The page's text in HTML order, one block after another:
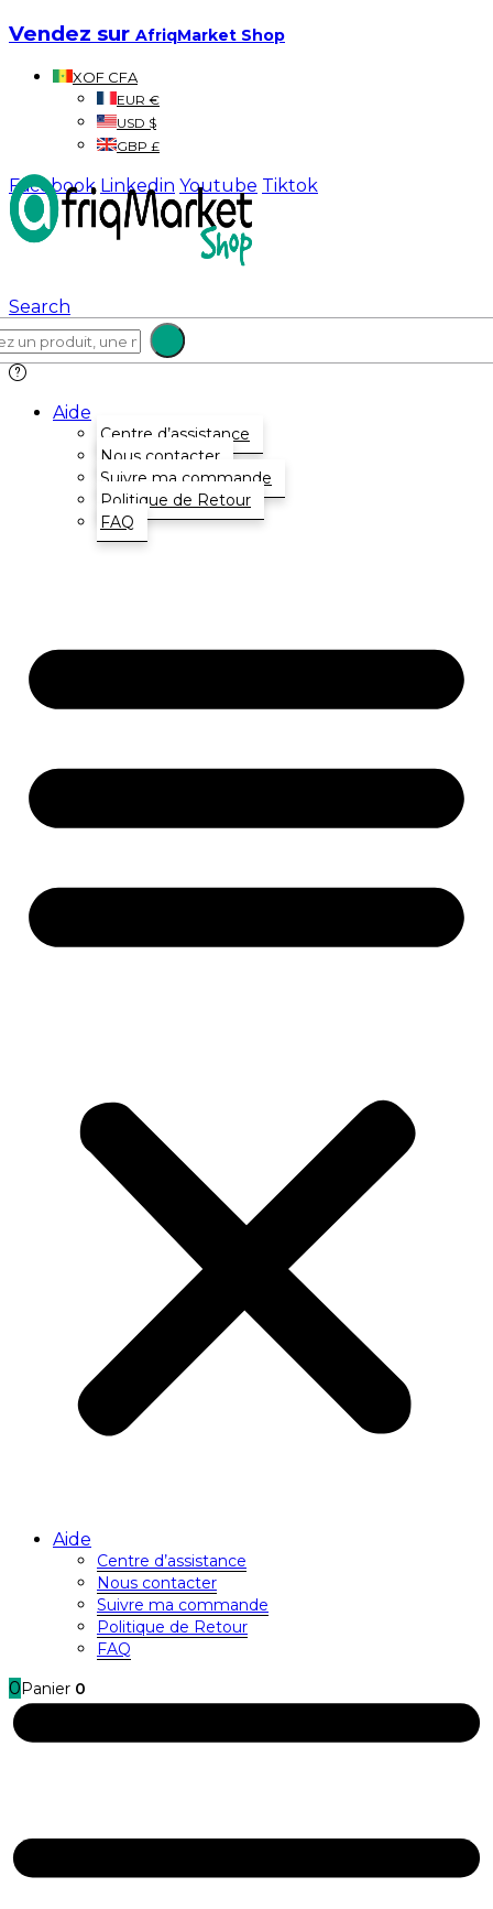
Vendez sur AfriqMarket Shop
XOF CFA
EUR €
USD $
GBP £
Facebook Linkedin Youtube Tiktok
Search
Aide
Centre d’assistance
Nous contacter
Suivre ma commande
Politique de Retour
FAQ
Aide
Centre d’assistance
Nous contacter
Suivre ma commande
Politique de Retour
FAQ
0 Panier 0